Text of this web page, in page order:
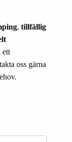
, tillfällig
ett
oss gärna